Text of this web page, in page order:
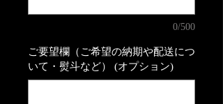
0/500
ご要望欄（ご希望の納期や配送につ
いて・熨斗など） (オプション)